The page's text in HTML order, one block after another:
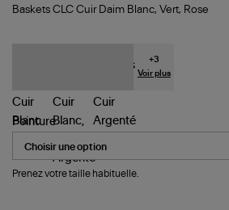
Baskets
Baskets CLC Cuir Daim Blanc, Vert, Rose
+3
Voir plus
Pointure
Prenez votre taille habituelle.